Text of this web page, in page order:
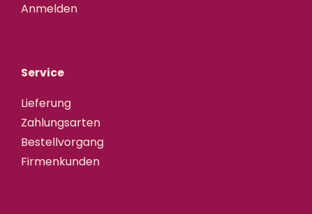
Anmelden
Service
Lieferung
Zahlungsarten
Bestellvorgang
Firmenkunden